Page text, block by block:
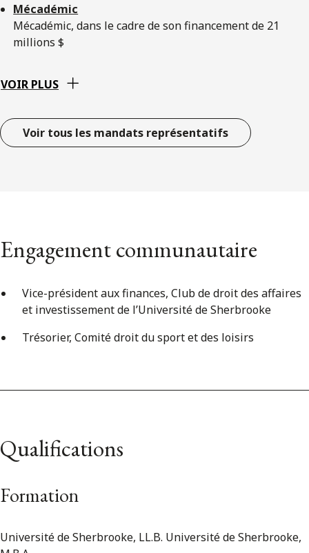
Mécadémic
Mécadémic, dans le cadre de son financement de 21
millions $
VOIR PLUS
Voir tous les mandats représentatifs
Engagement communautaire
Vice-président aux finances, Club de droit des affaires
et investissement de l’Université de Sherbrooke
Trésorier, Comité droit du sport et des loisirs
Qualifications
Formation
Université de Sherbrooke, LL.B. Université de Sherbrooke,